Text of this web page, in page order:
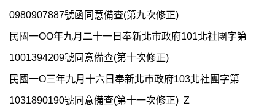
0980907887號函同意備查(第九次修正)
民國一OO年九月二十一日奉新北市政府101北社團字第
1001394209號同意備查(第十次修正)
民國一O三年九月十六日奉新北市政府103北社團字第
1031890190號同意備查(第十一次修正) Z